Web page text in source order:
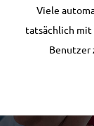
ist oder wenn
sind
um den
zu ...